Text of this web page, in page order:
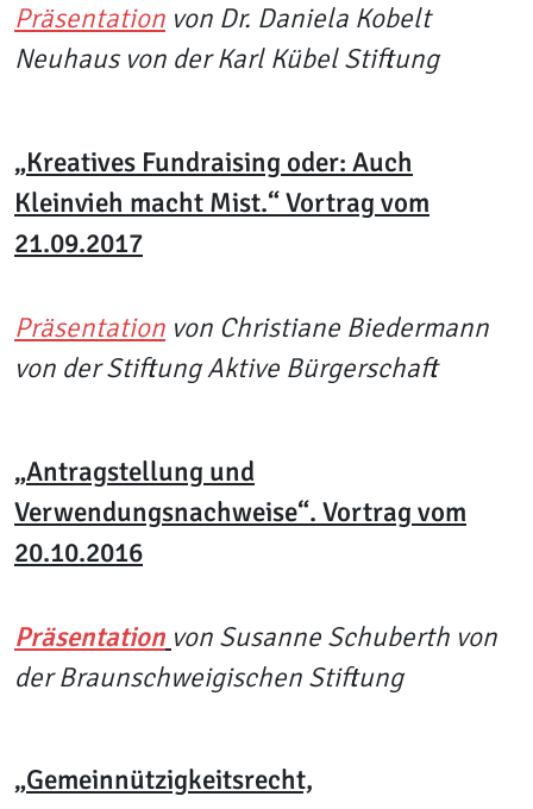
Präsentation von Dr. Daniela Kobelt
Neuhaus von der Karl Kübel Stiftung
„Kreatives Fundraising oder: Auch
Kleinvieh macht Mist.“ Vortrag vom
21.09.2017
Präsentation von Christiane Biedermann
von der Stiftung Aktive Bürgerschaft
„Antragstellung und
Verwendungsnachweise“. Vortrag vom
20.10.2016
Präsentation von Susanne Schuberth von
der Braunschweigischen Stiftung
„Gemeinnützigkeitsrecht,